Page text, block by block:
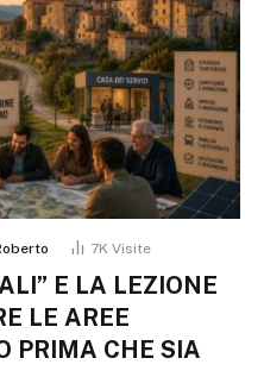
7K Visite
E LA LEZIONE
LE AREE
PRIMA CHE SIA